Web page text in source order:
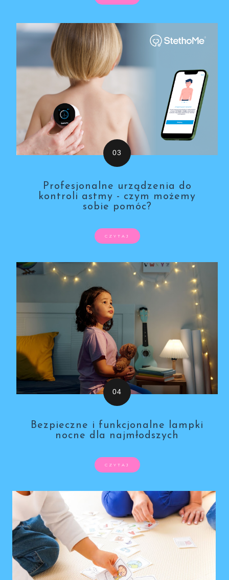
Profesjonalne urządzenia do
kontroli astmy - czym możemy
sobie pomóc?
CZYTAJ
Bezpieczne i funkcjonalne lampki
nocne dla najmłodszych
CZYTAJ